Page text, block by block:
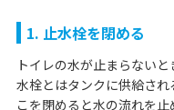
1. 止水栓を閉める
トイレの水が止まらない
水栓とはタンクに供給さ
こを閉めると水の流れを止